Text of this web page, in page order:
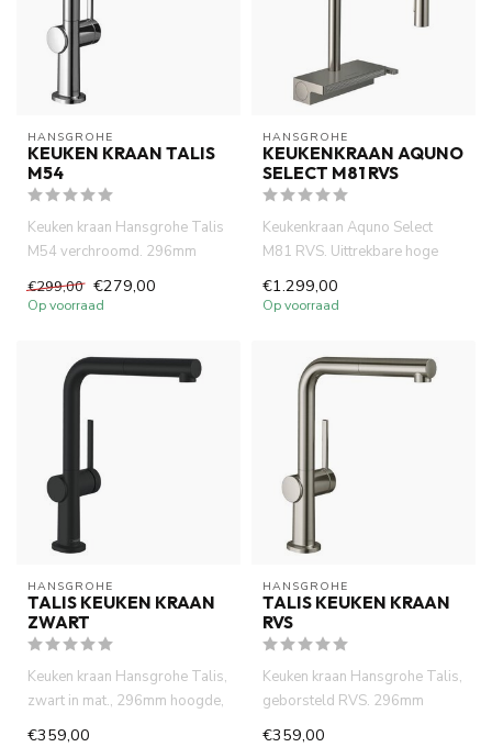
HANSGROHE
KEUKEN KRAAN TALIS
M54
Keuken kraan Hansgrohe Talis
M54 verchroomd. 296mm
handdouch...
€299,00 €279,00
Op voorraad
HANSGROHE
KEUKENKRAAN AQUNO
SELECT M81 RVS
Keukenkraan Aquno Select
M81 RVS. Uittrekbare hoge
ho...
€1.299,00
Op voorraad
HANSGROHE
TALIS KEUKEN KRAAN
ZWART
Keuken kraan Hansgrohe Talis,
zwart in mat., 296mm hoogde,
€359,00
HANSGROHE
TALIS KEUKEN KRAAN
RVS
Keuken kraan Hansgrohe Talis,
geborsteld RVS. 296mm
€359,00